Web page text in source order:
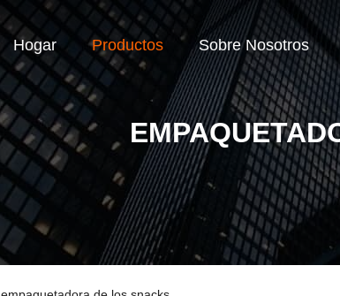
Hogar Productos Sobre Nosotros